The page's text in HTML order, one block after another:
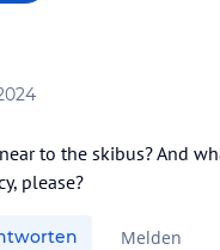
to the skibus? And
please?
Melden